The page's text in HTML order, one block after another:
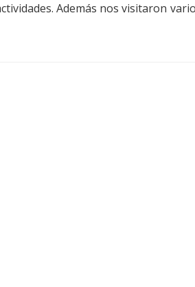
Además nos visitaron